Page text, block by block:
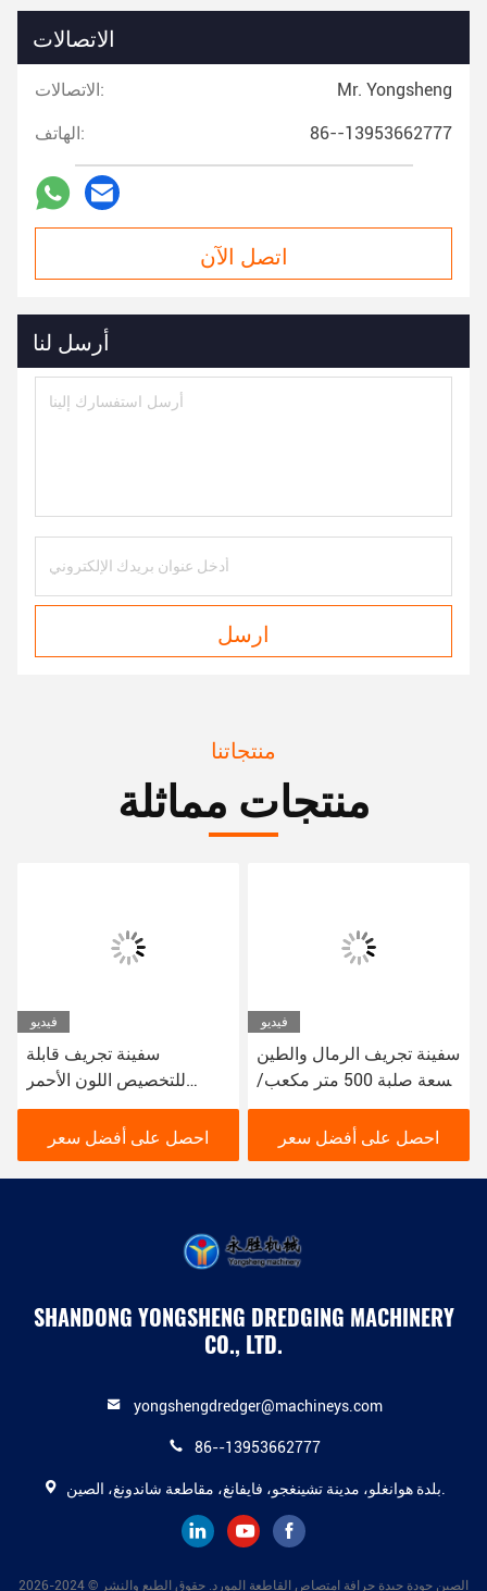
الاتصالات
الاتصالات: Mr. Yongsheng
الهاتف: 86--13953662777
اتصل الآن
أرسل لنا
ارسل
منتجاتنا
منتجات مماثلة
فيديو
سفينة تجريف قابلة
للتخصيص اللون الأحمر
لصيانة المياه والبناء النظام
الهيدروليكي
احصل على أفضل سعر
فيديو
سفينة تجريف الرمال والطين
بسعة صلبة 500 متر مكعب/
ساعة، 16 بوصة، بمحرك
Cummins، تدفق وكفاءة
عاليين
احصل على أفضل سعر
SHANDONG YONGSHENG DREDGING MACHINERY
CO., LTD.
yongshengdredger@machineys.com
86--13953662777
بلدة هوانغلو، مدينة تشينغجو، فايفانغ، مقاطعة شاندونغ، الصين.
الصين جودة جيدة جرافة امتصاص القاطعة المورد. حقوق الطبع والنشر © 2024-2026